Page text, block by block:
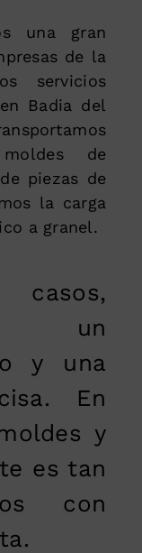
una gran
de la
servicios
Badia del
de
piezas de
la carga
a granel.
un
y una
En
y
es tan
con